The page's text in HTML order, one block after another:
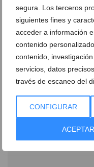
segura. Los terceros
siguientes fines y
acceder a información
contenido
contenido,
servicios, datos
través de escaneo del
CONFIGURAR
Clasificado en: Fiestas,
ARTÍCULOS